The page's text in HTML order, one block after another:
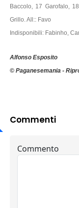
Baccolo, 17 Garofalo,
Grillo. All:: Favo
Indisponibili: Fabinho,
Alfonso Esposito
© Paganesemania -
Commenti